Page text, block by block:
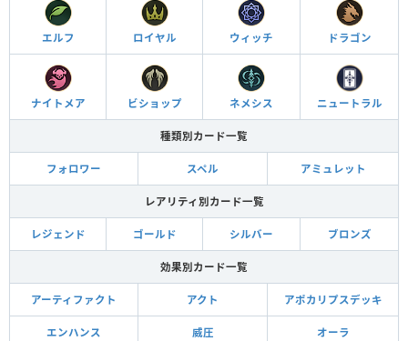
エルフ ロイヤル ウィッチ ドラゴン
ナイトメア ビショップ ネメシス ニュートラル
種類別カード一覧
フォロワー スペル アミュレット
レアリティ別カード一覧
レジェンド ゴールド シルバー ブロンズ
効果別カード一覧
アーティファクト アクト アポカリプスデッキ
エンハンス 威圧 オーラ